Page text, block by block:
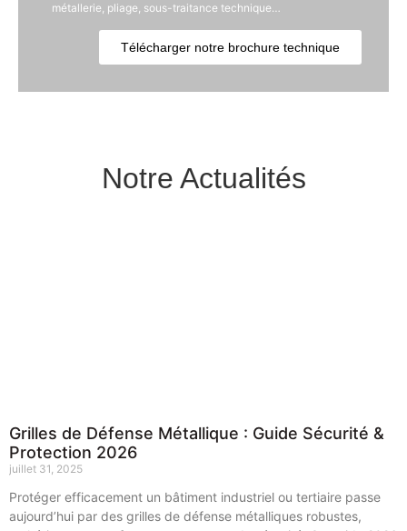
métallerie, pliage, sous-traitance technique…
Télécharger notre brochure technique
Notre Actualités
Grilles de Défense Métallique : Guide Sécurité &
Protection 2026
juillet 31, 2025
Protéger efficacement un bâtiment industriel ou tertiaire passe
aujourd’hui par des grilles de défense métalliques robustes,